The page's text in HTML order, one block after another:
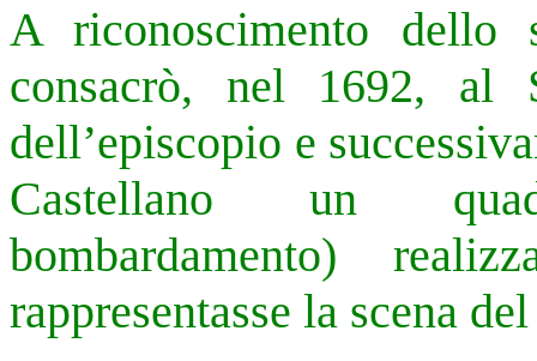
A riconoscimento dello
consacrò, nel 1692, al
dell’episcopio e
Castellano un
bombardamento)
rappresentasse la scena